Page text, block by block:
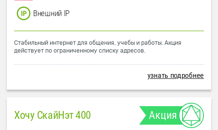
Внешний IP
Стабильный интернет для общения, учебы и работы. Акция
действует по ограниченному списку адресов.
узнать подробнее
Хочу СкайНэт 400 Акция